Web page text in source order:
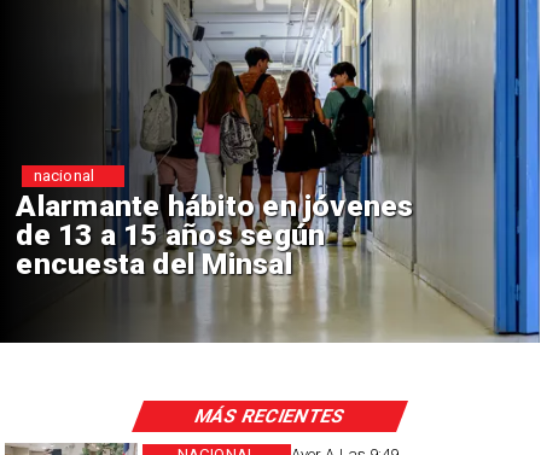
Aprueban creación del Parque
Sebastián Piñera con inversión
de $4 mil millones
Regiones
MÁS RECIENTES